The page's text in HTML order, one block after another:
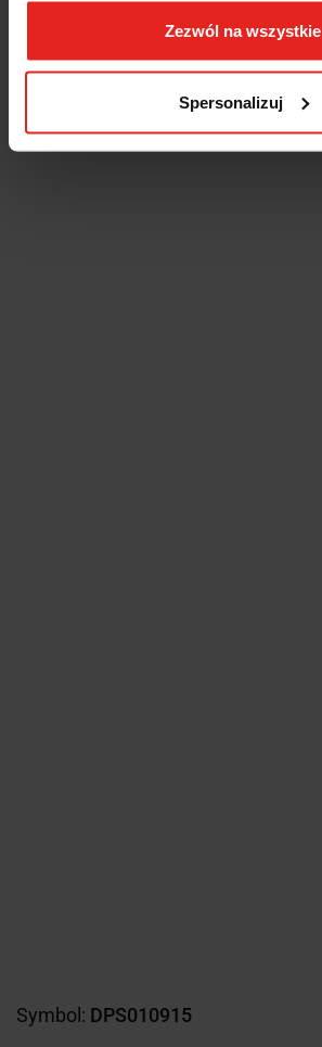
Zezwól na wszystkie
Spersonalizuj
Symbol: DPS010915